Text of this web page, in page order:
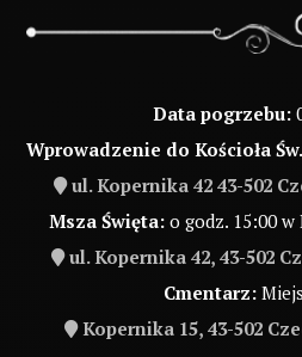
Data pogrzebu:
Wprowadzenie do Kościoła
ul. Kopernika 42 43-502
Msza Święta:o godz. 15:00 w
ul. Kopernika 42, 43-502
Cmentarz:
Kopernika 15, 43-502